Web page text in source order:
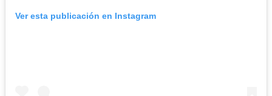
Ver esta publicación en Instagram